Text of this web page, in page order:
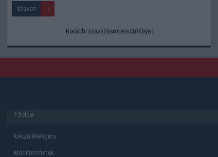
Korábbi szavazások eredményei
Főoldal
Készülékekguru
Mobiltelefonok